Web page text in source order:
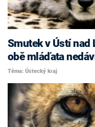
Smutek v Ústí nad
obě mláďata
Téma: Ústecký kraj